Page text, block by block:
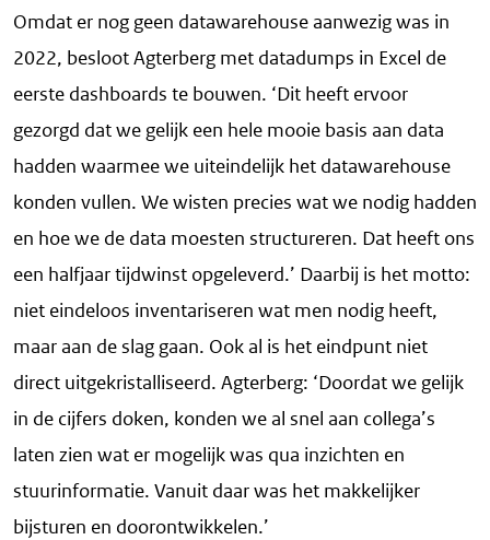
Omdat er nog geen datawarehouse aanwezig was in
2022, besloot Agterberg met datadumps in Excel de
eerste dashboards te bouwen. ‘Dit heeft ervoor
gezorgd dat we gelijk een hele mooie basis aan data
hadden waarmee we uiteindelijk het datawarehouse
konden vullen. We wisten precies wat we nodig hadden
en hoe we de data moesten structureren. Dat heeft ons
een halfjaar tijdwinst opgeleverd.’ Daarbij is het motto:
niet eindeloos inventariseren wat men nodig heeft,
maar aan de slag gaan. Ook al is het eindpunt niet
direct uitgekristalliseerd. Agterberg: ‘Doordat we gelijk
in de cijfers doken, konden we al snel aan collega’s
laten zien wat er mogelijk was qua inzichten en
stuurinformatie. Vanuit daar was het makkelijker
bijsturen en doorontwikkelen.’